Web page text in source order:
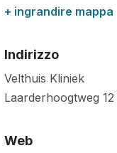
+ ingrandire mappa
Indirizzo
Velthuis Kliniek
Laarderhoogtweg 12
Web